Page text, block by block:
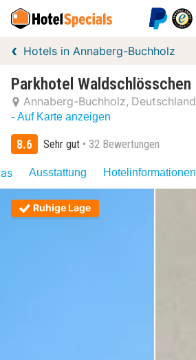
Hotels in Annaberg-Buchholz
Parkhotel Waldschlösschen
Annaberg-Buchholz Deutschland
- Auf Karte anzeigen
8.6 Sehr gut 32 Bewertungen
Ausstattung Hotelinformationen
Ruhige Lage